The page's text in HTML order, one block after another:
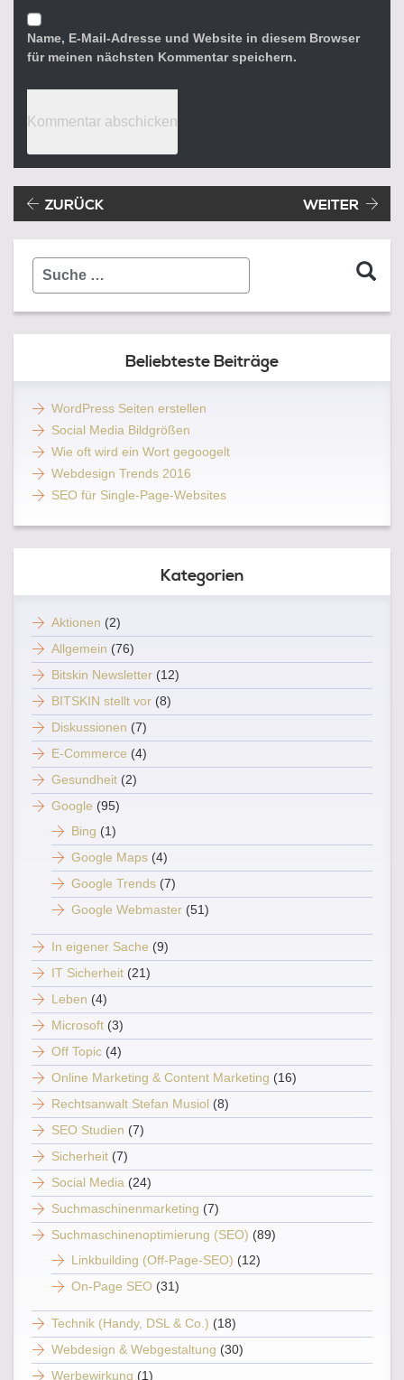
Name, E-Mail-Adresse und Website in diesem Browser
für meinen nächsten Kommentar speichern.
Beitragsnavigation
ZURÜCK WEITER
Suche
Beliebteste Beiträge
WordPress Seiten erstellen
Social Media Bildgrößen
Wie oft wird ein Wort gegoogelt
Webdesign Trends 2016
SEO für Single-Page-Websites
Kategorien
Aktionen (2)
Allgemein (76)
Bitskin Newsletter (12)
BITSKIN stellt vor (8)
Diskussionen (7)
E-Commerce (4)
Gesundheit (2)
Google (95)
Bing (1)
Google Maps (4)
Google Trends (7)
Google Webmaster (51)
In eigener Sache (9)
IT Sicherheit (21)
Leben (4)
Microsoft (3)
Off Topic (4)
Online Marketing & Content Marketing (16)
Rechtsanwalt Stefan Musiol (8)
SEO Studien (7)
Sicherheit (7)
Social Media (24)
Suchmaschinenmarketing (7)
Suchmaschinenoptimierung (SEO) (89)
Linkbuilding (Off-Page-SEO) (12)
On-Page SEO (31)
Technik (Handy, DSL & Co.) (18)
Webdesign & Webgestaltung (30)
Werbewirkung (1)